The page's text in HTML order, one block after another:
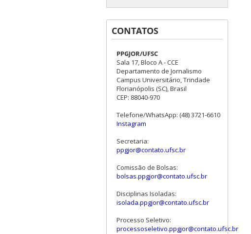
CONTATOS
PPGJOR/UFSC
Sala 17, Bloco A - CCE
Departamento de Jornalismo
Campus Universitário, Trindade
Florianópolis (SC), Brasil
CEP: 88040-970
Telefone/WhatsApp: (48) 3721-6610
Instagram
Secretaria:
ppgjor@contato.ufsc.br
Comissão de Bolsas:
bolsas.ppgjor@contato.ufsc.br
Disciplinas Isoladas:
isolada.ppgjor@contato.ufsc.br
Processo Seletivo:
processoseletivo.ppgjor@contato.ufsc.br